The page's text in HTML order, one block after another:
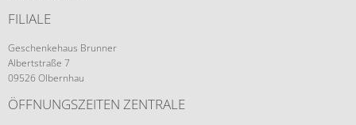
FILIALE
Geschenkehaus Brunner
Albertstraße 7
09526 Olbernhau
ÖFFNUNGSZEITEN ZENTRALE